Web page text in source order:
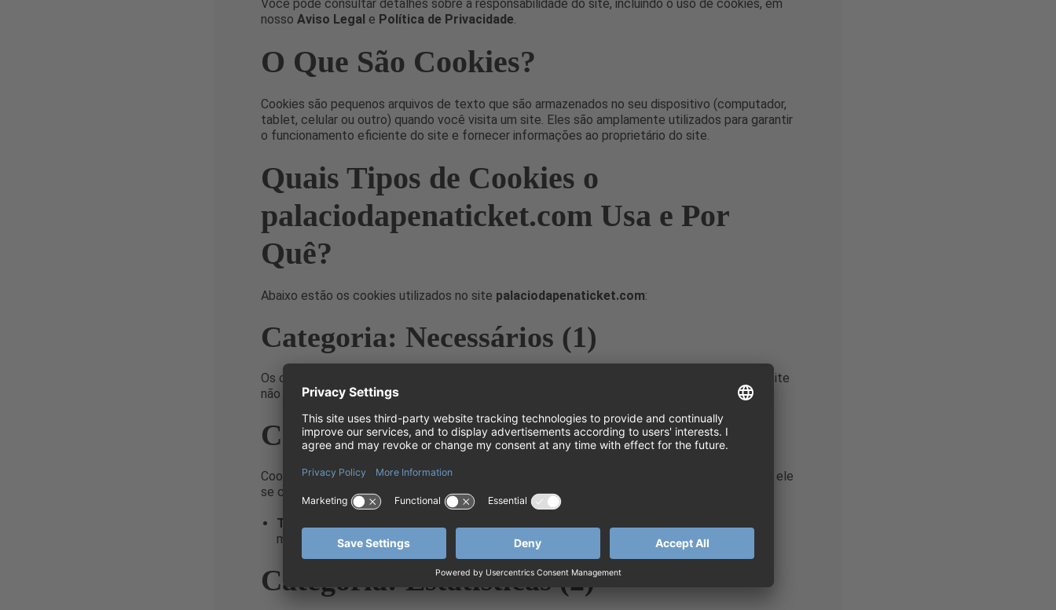
Você pode consultar detalhes sobre a responsabilidade do site, incluindo o uso de cookies, em
nosso Aviso Legal e Política de Privacidade.
O Que São Cookies?
Cookies são pequenos arquivos de texto que são armazenados no seu dispositivo (computador,
tablet, celular ou outro) quando você visita um site. Eles são amplamente utilizados para garantir
o funcionamento eficiente do site e fornecer informações ao proprietário do site.
Quais Tipos de Cookies o
palaciodapenaticket.com Usa e Por
Quê?
Abaixo estão os cookies utilizados no site palaciodapenaticket.com:
Categoria: Necessários (1)
Os cookies necessários são essenciais para o funcionamento do site. Sem esses cookies, o site
não pode funcionar corretamente. Abaixo está o cookie necessário utilizado:
Categoria: Preferências (2)
Cookies de preferências permitem que o site lembre informações que alteram a forma como ele
se comporta ou se apresenta. Abaixo estão os cookies de preferências utilizados:
Tidio Estado:
mensagens pop-up no site.
Categoria: Estatísticas (2)